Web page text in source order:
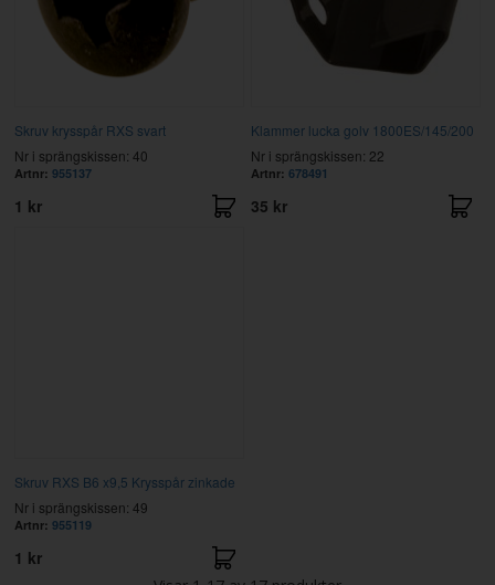
Skruv krysspår RXS svart
Nr i sprängskissen: 40
Artnr: 955137
1 kr
Klammer lucka golv 1800ES/145/200
Nr i sprängskissen: 22
Artnr: 678491
35 kr
Skruv RXS B6 x9,5 Krysspår zinkade
Nr i sprängskissen: 49
Artnr: 955119
1 kr